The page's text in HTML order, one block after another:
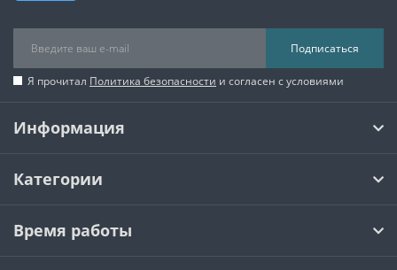
Подписаться
Я прочитал Политика безопасности и согласен с условиями
Информация
Категории
Время работы